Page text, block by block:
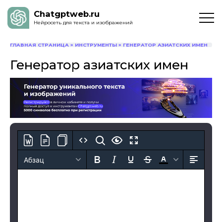
Chatgptweb.ru
Нейросеть для текста и изображений
ГЛАВНАЯ СТРАНИЦА » ИНСТРУМЕНТЫ » ГЕНЕРАТОР АЗИАТСКИХ ИМЕН
Генератор азиатских имен
Абзац